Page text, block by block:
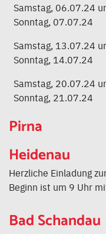
Samstag, 06.07.24
Sonntag, 07.07.24
Samstag, 13.07.24
Sonntag, 14.07.24
Samstag, 20.07.24
Sonntag, 21.07.24
Pirna
Heidenau
Herzliche Einladung
Beginn ist um 9 Uhr
Bad Schandau